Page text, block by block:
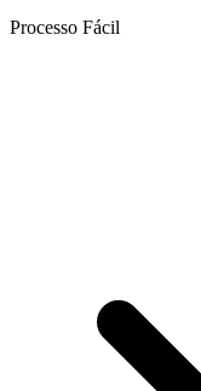
Processo Fácil